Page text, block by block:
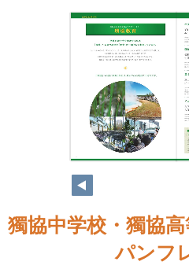
獨協中学校・獨協
パンフ